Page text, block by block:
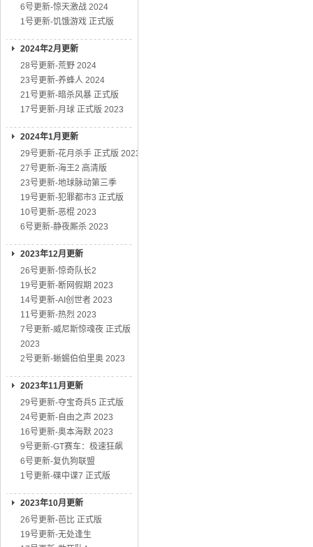
6号更新-惊天激战 2024
1号更新-饥饿游戏 正式版
2024年2月更新
28号更新-荒野 2024
23号更新-养蜂人 2024
21号更新-暗杀风暴 正式版
17号更新-月球 正式版 2023
2024年1月更新
29号更新-花月杀手 正式版 2023
27号更新-海王2 高清版
23号更新-地球脉动第三季
19号更新-犯罪都市3 正式版
10号更新-恶棍 2023
6号更新-静夜厮杀 2023
2023年12月更新
26号更新-惊奇队长2
19号更新-断网假期 2023
14号更新-AI创世者 2023
11号更新-热烈 2023
7号更新-威尼斯惊魂夜 正式版
2023
2号更新-蜥蜴伯伯里奥 2023
2023年11月更新
29号更新-夺宝奇兵5 正式版
24号更新-自由之声 2023
16号更新-奥本海默 2023
9号更新-GT赛车：极速狂飙
6号更新-复仇狗联盟
1号更新-碟中谍7 正式版
2023年10月更新
26号更新-芭比 正式版
19号更新-无处逢生